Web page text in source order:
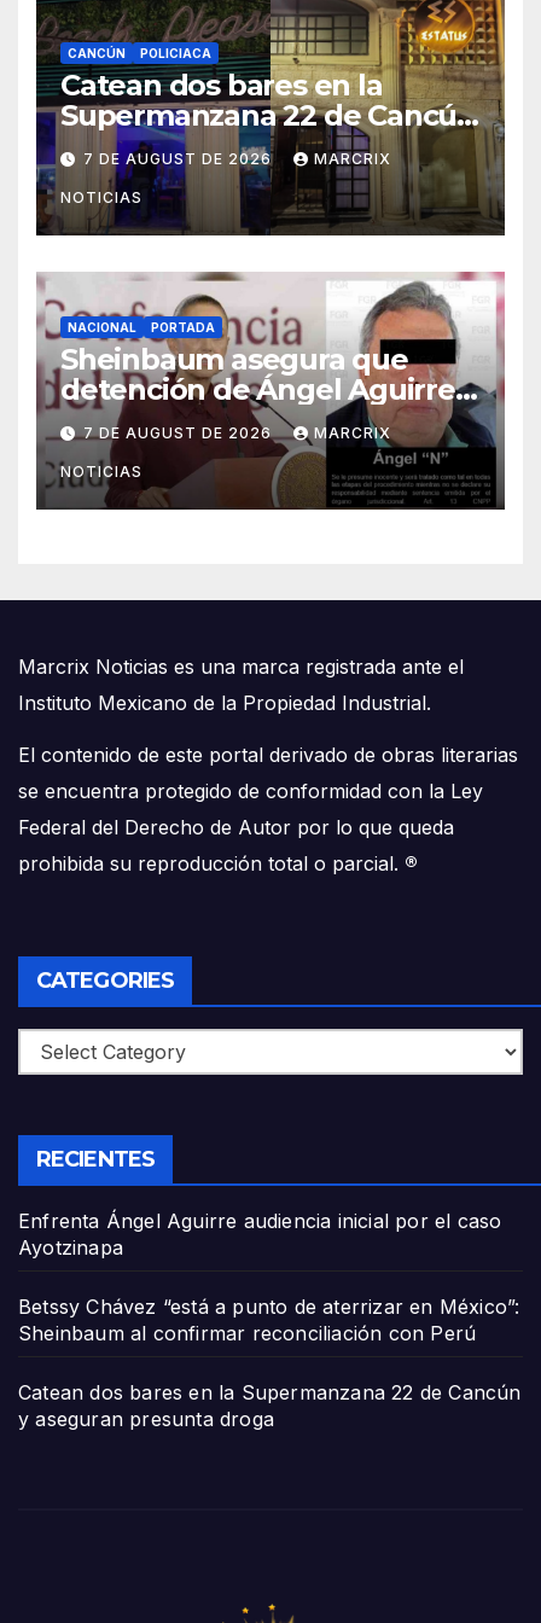
CANCÚN POLICIACA
Catean dos bares en la
Supermanzana 22 de Cancún
y aseguran presunta droga
7 DE AUGUST DE 2026 MARCRIX
NOTICIAS
NACIONAL PORTADA
Sheinbaum asegura que
detención de Ángel Aguirre
no responde a motivos
políticos
7 DE AUGUST DE 2026 MARCRIX
NOTICIAS
Marcrix Noticias es una marca registrada ante el
Instituto Mexicano de la Propiedad Industrial.
El contenido de este portal derivado de obras literarias
se encuentra protegido de conformidad con la Ley
Federal del Derecho de Autor por lo que queda
prohibida su reproducción total o parcial. ®
CATEGORIES
Categories
RECIENTES
Enfrenta Ángel Aguirre audiencia inicial por el caso
Ayotzinapa
Betssy Chávez “está a punto de aterrizar en México”:
Sheinbaum al confirmar reconciliación con Perú
Catean dos bares en la Supermanzana 22 de Cancún
y aseguran presunta droga